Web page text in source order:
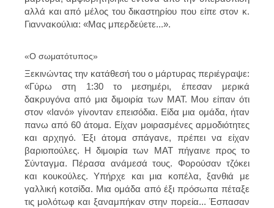
αλλά και από μέλος του δικαστηρίου που είπε στον κ.
Γιαννακούλια: «Μας μπερδεύετε...».
«Ο σωματότυπος»
Ξεκινώντας την κατάθεσή του ο μάρτυρας περιέγραψε:
«Γύρω στη 1:30 το μεσημέρι, έπεσαν μερικά
δακρυγόνα από μια διμοιρία των ΜΑΤ. Μου είπαν ότι
στον «Ιανό» γίνονταν επεισόδια. Είδα μια ομάδα, ήταν
πανω από 60 άτομα. Είχαν μοιρασμένες αρμοδιότητες
και αρχηγό. Έξι άτομα σπάγανε, πρέπει να είχαν
βαριοπούλες. Η διμοιρία των ΜΑΤ πήγαινε προς το
Σύνταγμα. Πέρασα ανάμεσά τους. Φορούσαν τζόκει
και κουκούλες. Υπήρχε και μια κοπέλα, ξανθιά με
γαλλική κοτσίδα. Μια ομάδα από έξι πρόσωπα πέταξε
τις μολότωφ και ξαναμπήκαν στην πορεία... Έσπασαν